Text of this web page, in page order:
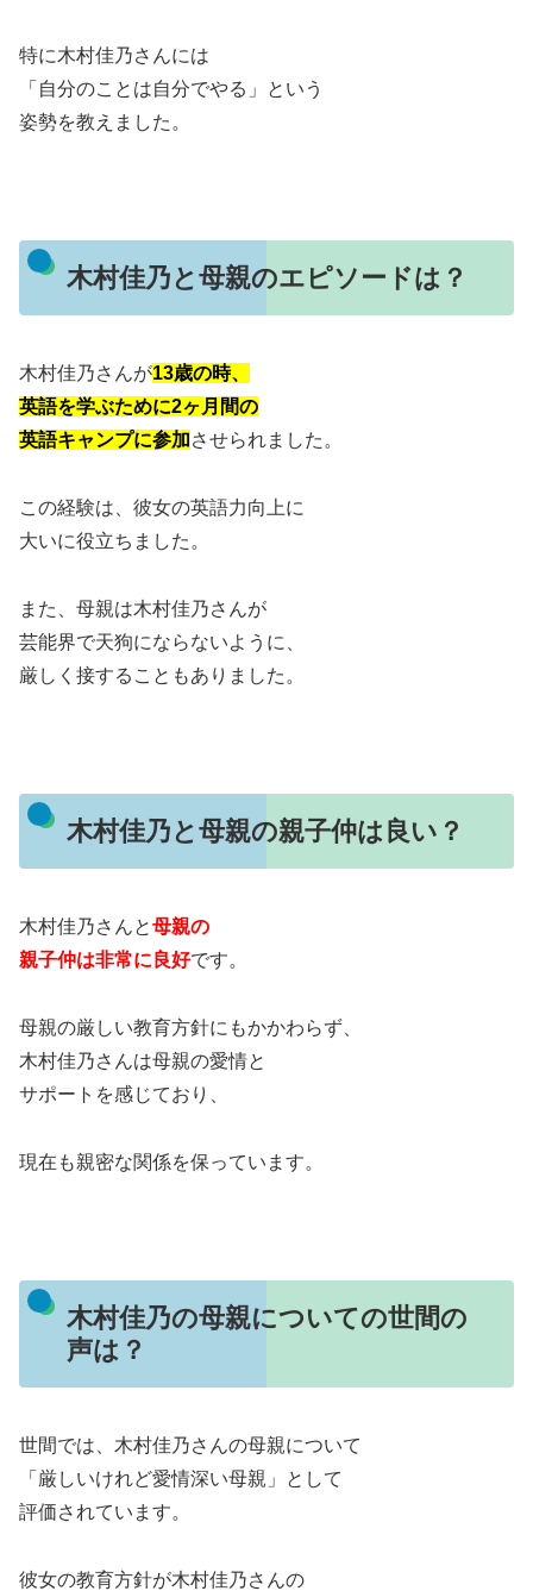
特に木村佳乃さんには
「自分のことは自分でやる」という
姿勢を教えました。
木村佳乃と母親のエピソードは？
木村佳乃さんが13歳の時、
英語を学ぶために2ヶ月間の
英語キャンプに参加させられました。
この経験は、彼女の英語力向上に
大いに役立ちました。
また、母親は木村佳乃さんが
芸能界で天狗にならないように、
厳しく接することもありました。
木村佳乃と母親の親子仲は良い？
木村佳乃さんと母親の
親子仲は非常に良好です。
母親の厳しい教育方針にもかかわらず、
木村佳乃さんは母親の愛情と
サポートを感じており、
現在も親密な関係を保っています。
木村佳乃の母親についての世間の
声は？
世間では、木村佳乃さんの母親について
「厳しいけれど愛情深い母親」として
評価されています。
彼女の教育方針が木村佳乃さんの